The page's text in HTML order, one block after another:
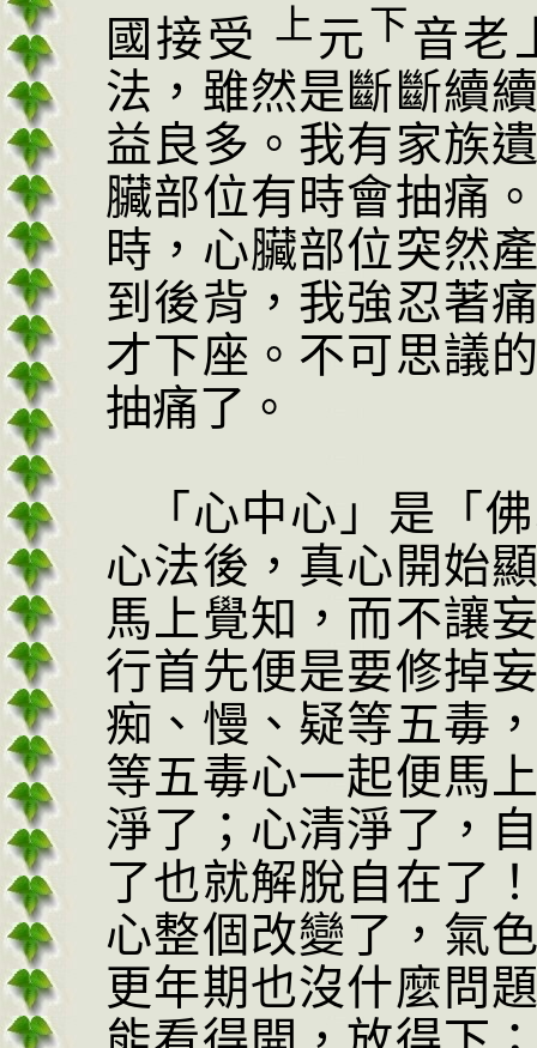
國接受
上 元下音老
法，雖然是斷斷續
益良多。我有家族
臟部位有時會抽痛
時，心臟部位突然
到後背，我強忍著
才下座。不可思議
抽痛了。
「心中心」是「
心法後，真心開始
馬上覺知，而不讓
行首先便是要修掉
痴、慢、疑等五毒
等五毒心一起便馬
淨了；心清淨了，
了也就解脫自在了
心整個改變了，氣
更年期也沒什麼問